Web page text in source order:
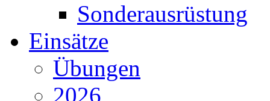
Sonderausrüstung
Einsätze
Übungen
2026